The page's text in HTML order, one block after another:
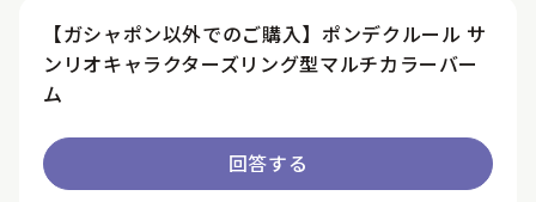
【ガシャポン以外でのご購入】ポンデクルール サ
ンリオキャラクターズリング型マルチカラーバー
ム
回答する